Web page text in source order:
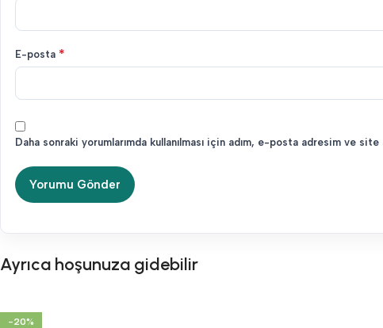
E-posta *
Daha sonraki yorumlarımda kullanılması için adım, e-posta adresim ve
Ayrıca hoşunuza gidebilir
-20%